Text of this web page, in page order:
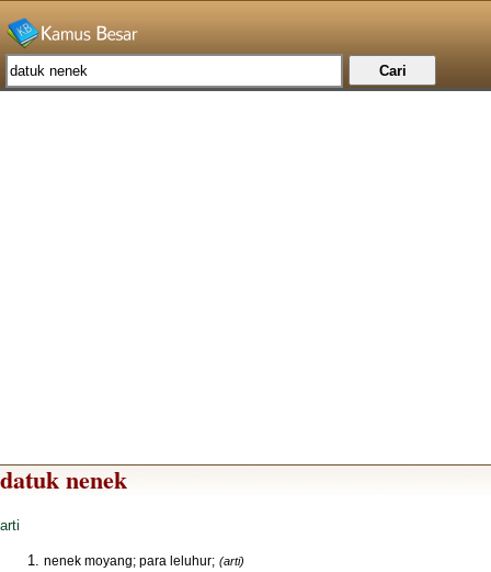
datuk nenek
arti
nenek moyang; para leluhur; (arti)